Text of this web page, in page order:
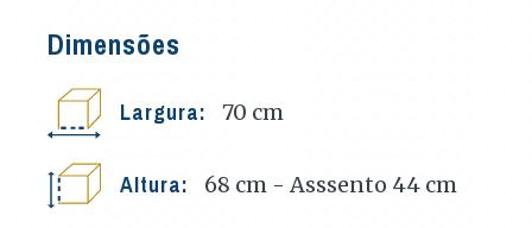
Dimensões
Largura: 70 cm
Altura: 68 cm - Asssento 44 cm